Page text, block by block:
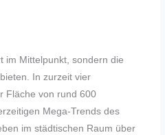
im Mittelpunkt, sondern die
In zurzeit vier
Fläche von rund 600
Mega-Trends des
im städtischen Raum über